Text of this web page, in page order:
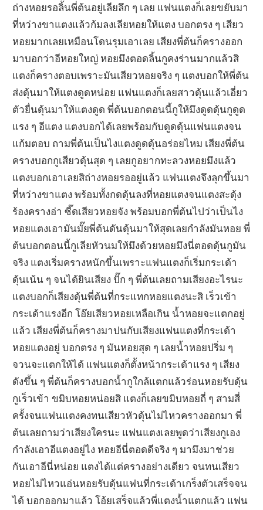
ถ่างหอยรอลิ้นพี่ต้นอยู่เลียลึก ๆ เลย แฟนแตงก็เลยขยับมา
ที่หว่างขาแตงแล้วก้มลงเลียหอยให้แตง บอกตรง ๆ เสียว
หอยมากเลยเหมือนโดนรุมเอาเลย เสียงพี่ต้นก็ครางออก
มาบอกว่าอีหอยใหญ่ หอยมึงตอดลิ้นกูคงร่านมากแล้วสิ
แตงก็ครางตอบเพราะมันเสียวหอยจริง ๆ แตงบอกให้พี่ต้น
ส่งดุ้นมาให้แตงดูดหน่อย แฟนแตงก็เลยสาวดุ้นแล้วเอี่ยว
ตัวยื่นดุ้นมาให้แตงดูด พี่ต้นบอกตอนนี้กูให้มึงดูดดุ้นกูดูด
แรง ๆ อีแตง แตงบอกได้เลยพร้อมกับดูดดุ้นแฟนแตงจน
แก้มตอบ ถามพี่ต้นเป็นไงแตงดูดดุ้นอร่อยไหม เสียงพี่ต้น
ครางบอกกูเสียวดุ้นสุด ๆ เลยกูอยากทะลวงหอยมึงแล้ว
แตงบอกเอาเลยสิถ่างหอยรออยู่แล้ว แฟนแตงจึงลุกขึ้นมา
ที่หว่างขาแตง พร้อมทั้งกดดุ้นลงที่หอยแตงจนแตงสะดุ้ง
ร้องครางอ่า ซี๊ดเสียวหอยจัง พร้อมบอกพี่ต้นไปว่าเป็นไง
หอยแตงเอามันมั๊ยพี่ต้นดันดุ้นมาให้สุดเลยกำลังมันหอย พี่
ต้นบอกตอนนี้กูเลียหัวนมให้มึงด้วยหอยมึงนี่ตอดดุ้นกูมัน
จริง แตงเริ่มครางหนักขึ้นเพราะแฟนแตงก็เริ่มกระเด้า
ดุ้นเน้น ๆ จนได้ยินเสียง ปั๊ก ๆ พี่ต้นเลยถามเสียงอะไรนะ
แตงบอกก็เสียงดุ้นพี่ต้นที่กระแทกหอยแตงนะสิ เร็วเข้า
กระเด้าแรงอีก โอ๊ยเสียวหอยเหลือเกิน น้ำหอยจะแตกอยู่
แล้ว เสียงพี่ต้นก็ครางมาปนกับเสียงแฟนแตงที่กระเด้า
หอยแตงอยู่ บอกตรง ๆ มันหอยสุด ๆ เลยน้ำหอยปริ่ม ๆ
จวนจะแตกให้ได้ แฟนแตงก็ตั้งหน้ากระเด้าแรง ๆ เสียง
ดังขึ้น ๆ พี่ต้นก็ครางบอกน้ำกูใกล้แตกแล้วร่อนหอยรับดุ้น
กูเร็วเข้า ขมิบหอยหน่อยสิ แตงก็เลยขมิบหอยถี่ ๆ สามสี่
ครั้งจนแฟนแตงคงทนเสียวหัวดุ้นไม่ไหวครางออกมา พี่
ต้นเลยถามว่าเสียงใครนะ แฟนแตงเลยพูดว่าเสียงกูเอง
กำลังเอาอีแตงอยู่ไง หอยอีนี่ตอดดีจริง ๆ มามึงมาช่วย
กันเอาอีนี่หน่อย แตงได้แต่ครางอย่างเดียว จนทนเสียว
หอยไม่ไหวแอ่นหอยรับดุ้นแฟนที่กระเด้าเกร็งตัวเสร็จจน
ได้ บอกออกมาแล้ว โอ้ยเสร็จแล้วพี่แตงน้ำแตกแล้ว แฟน